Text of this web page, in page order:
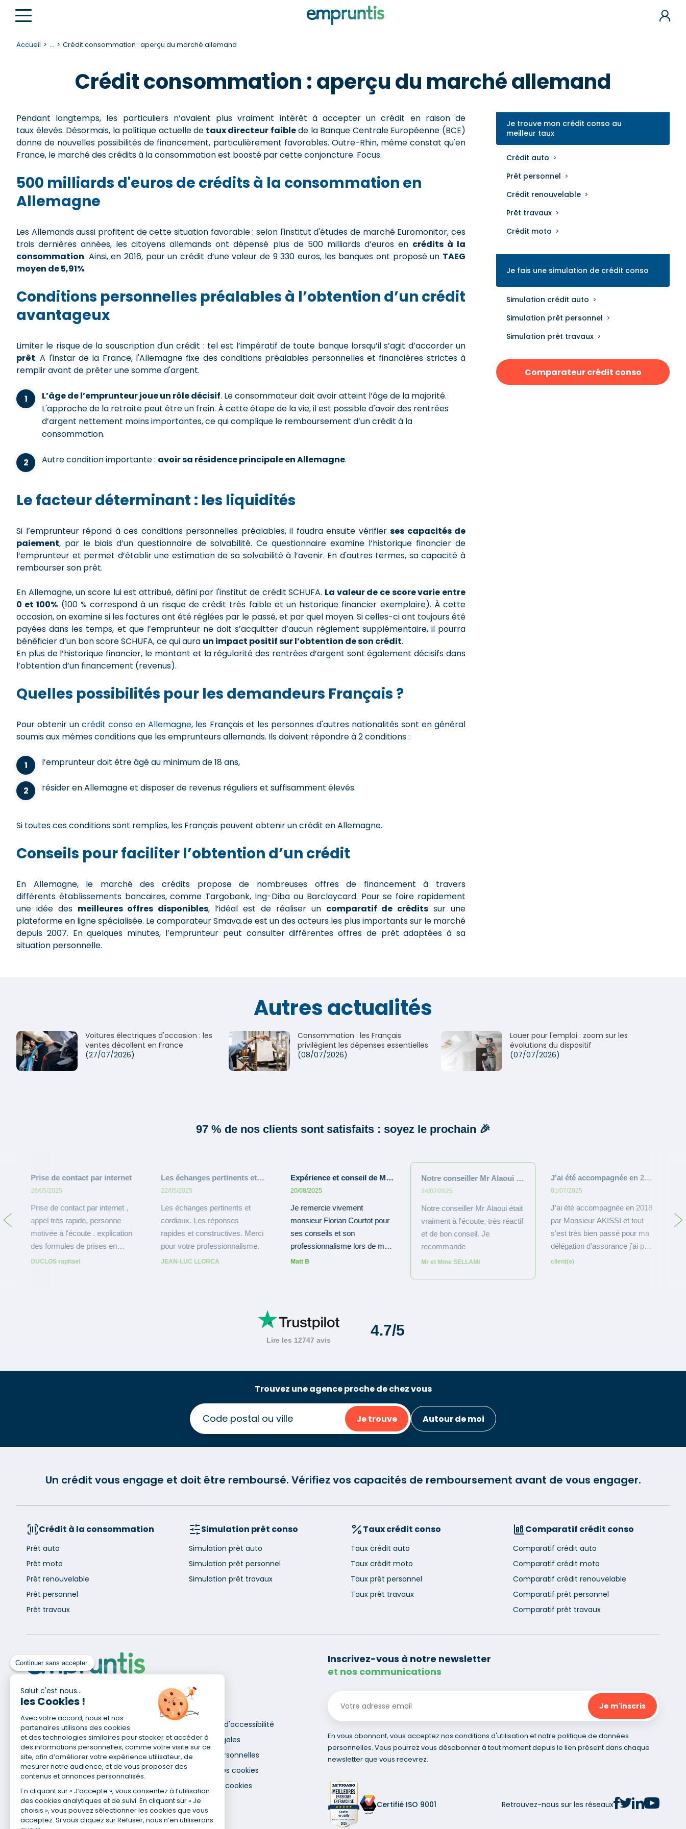
Continuer sans accepter
Salut c'est nous...
les Cookies !
Avec votre accord, nous et nos
partenaires utilisons des cookies
et des technologies similaires pour stocker et accéder à
des informations personnelles, comme votre visite sur ce
site, afin d’améliorer votre expérience utilisateur, de
mesurer notre audience, et de vous proposer des
contenus et annonces personnalisés.
En cliquant sur « J’accepte », vous consentez à l’utilisation
des cookies analytiques et de suivi. En cliquant sur « Je
choisis », vous pouvez sélectionner les cookies que vous
acceptez. Si vous cliquez sur Refuser, nous n’en utiliserons
Accueil ... Crédit consommation : aperçu du marché allemand
Crédit consommation : aperçu du marché allemand
Pendant longtemps, les particuliers n’avaient plus vraiment intérêt à accepter un crédit en raison de
taux élevés. Désormais, la politique actuelle de taux directeur faiblede la Banque Centrale Européenne (BCE)
donne de nouvelles possibilités de financement, particulièrement favorables. Outre-Rhin, même constat qu'en
France, le marché des crédits à la consommation est boosté par cette conjoncture. Focus.
500 milliards d'euros de crédits à la consommation en
Allemagne
Les Allemands aussi profitent de cette situation favorable : selon l'institut d'études de marché Euromonitor, ces
trois dernières années, les citoyens allemands ont dépensé plus de 500 milliards d’euros en crédits à la
consommation. Ainsi, en 2016, pour un crédit d’une valeur de 9 330 euros, les banques ont proposé un TAEG
moyen de 5,91%.
Conditions personnelles préalables à l’obtention d’un crédit
avantageux
Limiter le risque de la souscription d'un crédit : tel est l’impératif de toute banque lorsqu’il s’agit d’accorder un
prêt. A l'instar de la France, l'Allemagne fixe des conditions préalables personnelles et financières strictes à
remplir avant de prêter une somme d'argent.
L’âge de l’emprunteur joue un rôle décisif. Le consommateur doit avoir atteint l’âge de la majorité.
L'approche de la retraite peut être un frein. À cette étape de la vie, il est possible d'avoir des rentrées
d’argent nettement moins importantes, ce qui complique le remboursement d’un crédit à la
consommation.
Autre condition importante : avoir sa résidence principale en Allemagne.
Le facteur déterminant : les liquidités
Si l’emprunteur répond à ces conditions personnelles préalables, il faudra ensuite vérifier ses capacités de
paiement, par le biais d’un questionnaire de solvabilité. Ce questionnaire examine l’historique financier de
l’emprunteur et permet d’établir une estimation de sa solvabilité à l’avenir. En d'autres termes, sa capacité à
rembourser son prêt.
En Allemagne, un score lui est attribué, défini par l'institut de crédit SCHUFA. La valeur de ce score varie entre
0 et 100% (100 % correspond à un risque de crédit très faible et un historique financier exemplaire). À cette
occasion, on examine si les factures ont été réglées par le passé, et par quel moyen. Si celles-ci ont toujours été
payées dans les temps, et que l’emprunteur ne doit s’acquitter d’aucun règlement supplémentaire, il pourra
bénéficier d’un bon score SCHUFA, ce qui aura un impact positif sur l’obtention de son crédit.
En plus de l’historique financier, le montant et la régularité des rentrées d’argent sont également décisifs dans
l’obtention d’un financement (revenus).
Quelles possibilités pour les demandeurs Français ?
Pour obtenir uncrédit conso en Allemagne, les Français et les personnes d'autres nationalités sont en général
soumis aux mêmes conditions que les emprunteurs allemands. Ils doivent répondre à 2 conditions :
l’emprunteur doit être âgé au minimum de 18 ans,
résider en Allemagne et disposer de revenus réguliers et suffisamment élevés.
Si toutes ces conditions sont remplies, les Français peuvent obtenir un crédit en Allemagne.
Conseils pour faciliter l’obtention d’un crédit
En Allemagne, le marché des crédits propose de nombreuses offres de financement à travers
différents établissements bancaires, comme Targobank, Ing-Diba ou Barclaycard. Pour se faire rapidement
une idée des meilleures offres disponibles, l’idéal est de réaliser un comparatif de crédits sur une
plateforme en ligne spécialisée. Le comparateur Smava.de est un des acteurs les plus importants sur le marché
depuis 2007. En quelques minutes, l’emprunteur peut consulter différentes offres de prêt adaptées à sa
situation personnelle.
Je trouve mon crédit conso au
meilleur taux
Crédit auto
Prêt personnel
Crédit renouvelable
Prêt travaux
Crédit moto
Je fais une simulation de crédit conso
Simulation crédit auto
Simulation prêt personnel
Simulation prêt travaux
Comparateur crédit conso
Autres actualités
Voitures électriques d'occasion : les
ventes décollent en France
(27/07/2026)
Consommation : les Français
privilégient les dépenses essentielles
(08/07/2026)
Louer pour l'emploi : zoom sur les
évolutions du dispositif
(07/07/2026)
Trouvez une agence proche de chez vous
Je trouve Autour de moi
Un crédit vous engage et doit être remboursé. Vérifiez vos capacités de remboursement avant de vous engager.
Crédit à la consommation
Prêt auto
Prêt moto
Prêt renouvelable
Prêt personnel
Prêt travaux
Simulation prêt conso
Simulation prêt auto
Simulation prêt personnel
Simulation prêt travaux
Taux crédit conso
Taux crédit auto
Taux crédit moto
Taux prêt personnel
Taux prêt travaux
Comparatif crédit conso
Comparatif crédit auto
Comparatif crédit moto
Comparatif crédit renouvelable
Comparatif prêt personnel
Comparatif prêt travaux
Pour en savoir plus
Qui sommes-nous ?
Site du Groupe
Nos agences
Nous contacter
Recrutement
Déclaration d'accessibilité
Mentions légales
Données personnelles
Utilisation des cookies
Gestion des cookies
Inscrivez-vous à notre newsletter
et nos communications
En vous abonnant, vous acceptez nos conditions d'utilisation et notre politique de données
personnelles. Vous pourrez vous désabonner à tout moment depuis le lien présent dans chaque
newsletter que vous recevrez.
Certifié ISO 9001 Retrouvez-nous sur les réseaux